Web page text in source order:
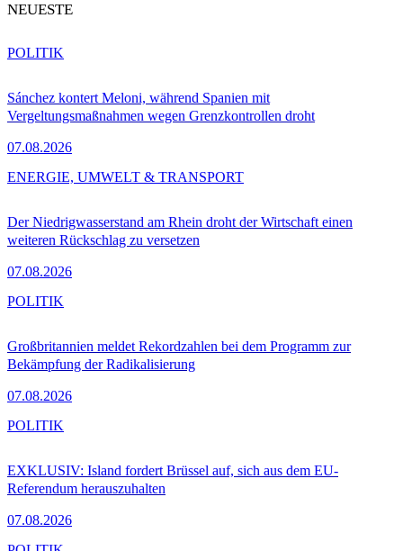
NEUESTE
Sánchez kontert Meloni, während Spanien mit
Vergeltungsmaßnahmen wegen Grenzkontrollen droht
07.08.2026
POLITIK
Der Niedrigwasserstand am Rhein droht der Wirtschaft einen
weiteren Rückschlag zu versetzen
07.08.2026
ENERGIE, UMWELT & TRANSPORT
Großbritannien meldet Rekordzahlen bei dem Programm zur
Bekämpfung der Radikalisierung
07.08.2026
POLITIK
EXKLUSIV: Island fordert Brüssel auf, sich aus dem EU-
Referendum herauszuhalten
07.08.2026
POLITIK